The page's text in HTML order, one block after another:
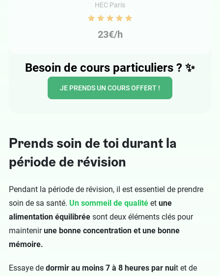
HEC Paris
23€/h
Besoin de cours particuliers ? ✨
JE PRENDS UN COURS OFFERT !
Prends soin de toi durant la
période de révision
Pendant la période de révision, il est essentiel de prendre
soin de sa santé. Un sommeil de qualité et une
alimentation équilibrée sont deux éléments clés pour
maintenirune bonne concentration et une bonne
mémoire.
Essaye de dormir au moins 7 à 8 heures par nuit et de